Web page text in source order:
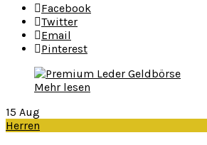
Facebook
Twitter
Email
Pinterest
Mehr lesen
15 Aug
Herren